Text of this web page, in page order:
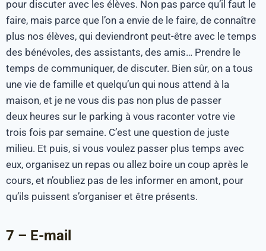
pour discuter avec les élèves. Non pas parce qu’il faut le
faire, mais parce que l’on a envie de le faire, de connaître
plus nos élèves, qui deviendront peut-être avec le temps
des bénévoles, des assistants, des amis… Prendre le
temps de communiquer, de discuter. Bien sûr, on a tous
une vie de famille et quelqu’un qui nous attend à la
maison, et je ne vous dis pas non plus de passer
deux heures sur le parking à vous raconter votre vie
trois fois par semaine. C’est une question de juste
milieu. Et puis, si vous voulez passer plus temps avec
eux, organisez un repas ou allez boire un coup après le
cours, et n’oubliez pas de les informer en amont, pour
qu’ils puissent s’organiser et être présents.
7 – E-mail